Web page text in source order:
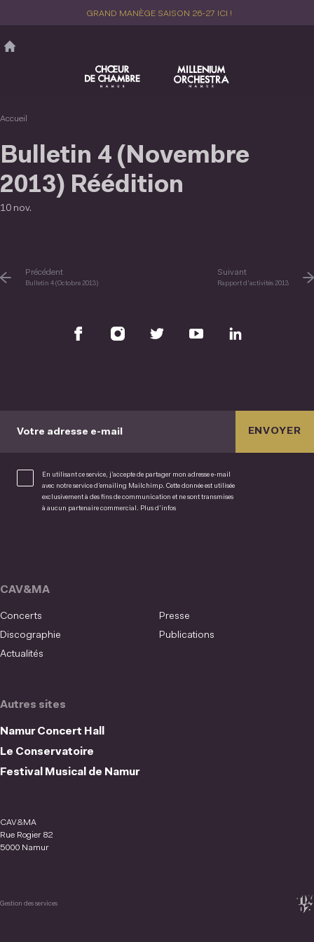
principal
GRAND MANÈGE SAISON 26-27 ICI !
Accueil
Bulletin 4 (Novembre
2013) Réédition
10 nov.
Précédent
Bulletin 4 (Octobre 2013)
Suivant
Rapport d'activités 2013
Votre adresse e-mail
En utilisant ce service, j’accepte de partager mon adresse e-mail
avec notre service d’emailing Mailchimp. Cette donnée est utilisée
exclusivement à des fins de communication et ne sont transmises
à aucun partenaire commercial. Plus d’infos
ENVOYER
Autres sites
Namur Concert Hall
Le Conservatoire
Festival Musical de Namur
CAV&MA
Concerts
Presse
Discographie
Publications
Actualités
CAV&MA
Rue Rogier 82
5000 Namur
Gestion des services